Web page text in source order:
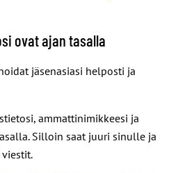
ovat ajan tasalla
jäsenasiasi helposti ja
ammattinimikkeesi ja
Silloin saat juuri sinulle ja